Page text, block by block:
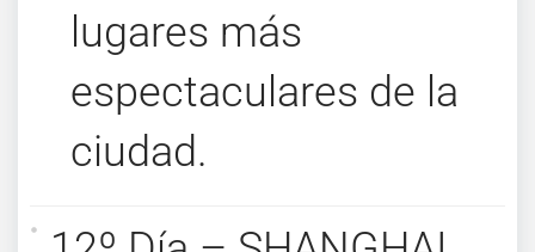
lugares más
espectaculares de la
ciudad.